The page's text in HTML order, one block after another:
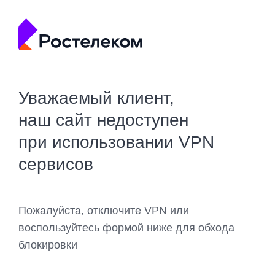
Уважаемый клиент,
наш сайт недоступен
при использовании VPN
сервисов
Пожалуйста, отключите VPN или
воспользуйтесь формой ниже для обхода
блокировки